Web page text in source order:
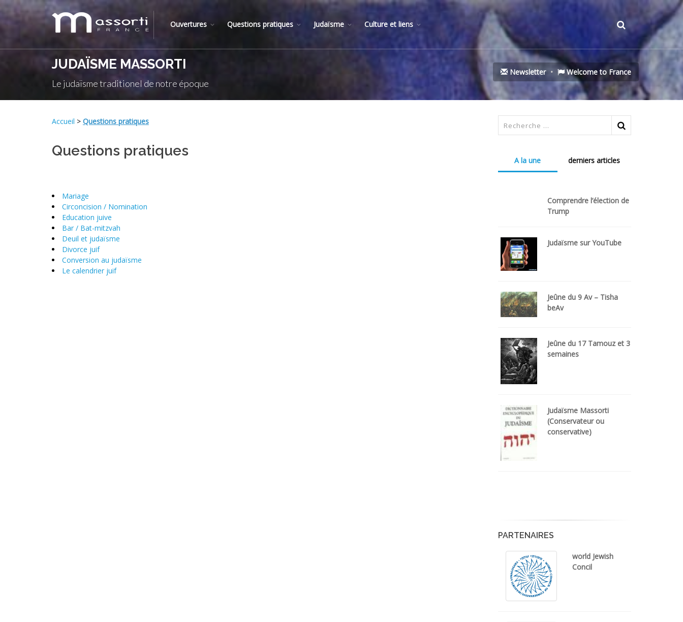
Ouvertures Questions pratiques Judaïsme Culture et liens
JUDAÏSME MASSORTI
Le judaïsme traditionel de notre époque
Newsletter Welcome to France
Accueil > Questions pratiques
Questions pratiques
Mariage
Circoncision / Nomination
Education juive
Bar / Bat-mitzvah
Deuil et judaïsme
Divorce juif
Conversion au judaïsme
Le calendrier juif
A la une derniers articles
Comprendre l’élection de
Trump
Judaïsme sur YouTube
Jeûne du 9 Av – Tisha
beAv
Jeûne du 17 Tamouz et 3
semaines
Judaïsme Massorti
(Conservateur ou
conservative)
PARTENAIRES
world Jewish
Concil